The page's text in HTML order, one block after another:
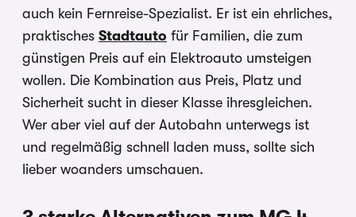
auch kein Fernreise-Spezialist. Er ist ein ehrliches,
praktisches Stadtauto für Familien, die zum
günstigen Preis auf ein Elektroauto umsteigen
wollen. Die Kombination aus Preis, Platz und
Sicherheit sucht in dieser Klasse ihresgleichen.
Wer aber viel auf der Autobahn unterwegs ist
und regelmäßig schnell laden muss, sollte sich
lieber woanders umschauen.